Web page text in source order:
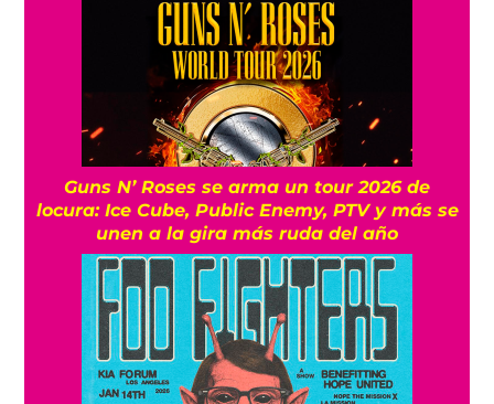
Guns N’ Roses se arma un tour 2026 de
locura: Ice Cube, Public Enemy, PTV y más se
unen a la gira más ruda del año